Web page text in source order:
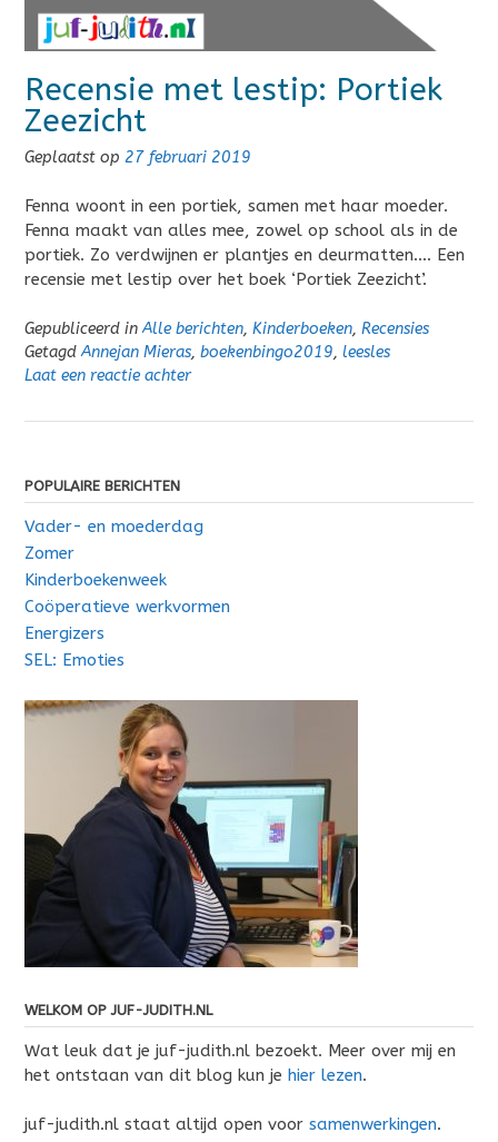
Recensie met lestip: Portiek
Zeezicht
Geplaatst op 27 februari 2019
Fenna woont in een portiek, samen met haar moeder.
Fenna maakt van alles mee, zowel op school als in de
portiek. Zo verdwijnen er plantjes en deurmatten…. Een
recensie met lestip over het boek ‘Portiek Zeezicht’.
Gepubliceerd inAlle berichten, Kinderboeken, Recensies
GetagdAnnejan Mieras, boekenbingo2019, leesles
Laat een reactie achter
POPULAIRE BERICHTEN
Vader- en moederdag
Zomer
Kinderboekenweek
Coöperatieve werkvormen
Energizers
SEL: Emoties
WELKOM OP JUF-JUDITH.NL
Wat leuk dat je juf-judith.nl bezoekt. Meer over mij en
het ontstaan van dit blog kun je hier lezen.
juf-judith.nl staat altijd open voor samenwerkingen.